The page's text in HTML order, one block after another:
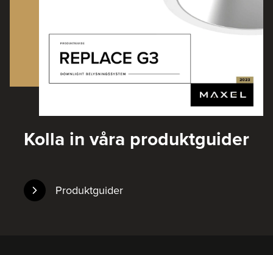
Kolla in våra produktguider
Produktguider